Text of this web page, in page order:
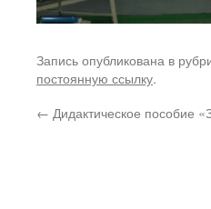
Запись опубликована в
постоянную ссылку.
← Дидактическое пособие